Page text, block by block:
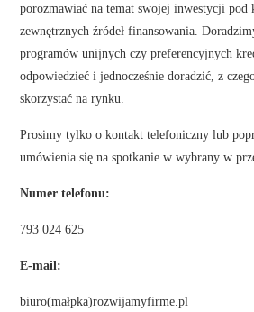
porozmawiać na temat swojej inwestycji pod
zewnętrznych źródeł finansowania.
programów unijnych czy preferencyjnych
odpowiedzieć i jednocześnie doradzić, z
skorzystać na rynku.
Prosimy tylko o kontakt telefoniczny lub
umówienia się na spotkanie w wybrany w
Numer telefonu:
793 024 625
E-mail:
biuro(małpka)rozwijamyfirme.pl